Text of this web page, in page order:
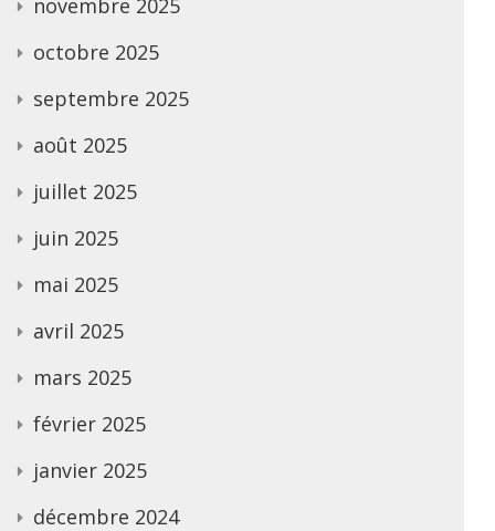
octobre 2025
septembre 2025
août 2025
juillet 2025
juin 2025
mai 2025
avril 2025
mars 2025
février 2025
janvier 2025
décembre 2024